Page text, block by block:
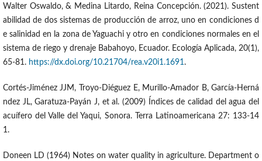
Walter Oswaldo, & Medina Litardo, Reina Concepción. (2021). Sustent
abilidad de dos sistemas de producción de arroz, uno en condiciones d
e salinidad en la zona de Yaguachi y otro en condiciones normales en el
sistema de riego y drenaje Babahoyo, Ecuador. Ecología Aplicada, 20(1),
65-81. https://dx.doi.org/10.21704/rea.v20i1.1691.
Cortés-Jiménez JJM, Troyo-Diéguez E, Murillo-Amador B, García-Herná
ndez JL, Garatuza-Payán J, et al. (2009) Índices de calidad del agua del
acuífero del Valle del Yaqui, Sonora. Terra Latinoamericana 27: 133-14
1.
Doneen LD (1964) Notes on water quality in agriculture. Department o